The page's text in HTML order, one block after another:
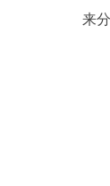
来